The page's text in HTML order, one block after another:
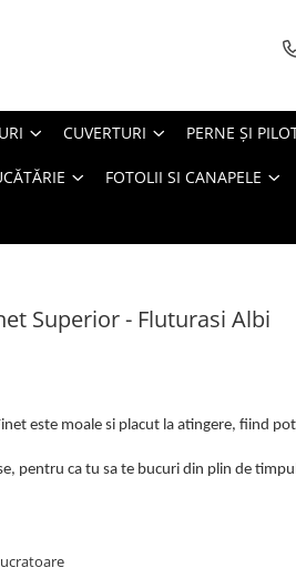
CUVERTURI PERNE ŞI
FOTOLII SI CANAPELE
Superior - Fluturasi Albi
este moale si placut la atingere, fiind
pentru ca tu sa te bucuri din plin de